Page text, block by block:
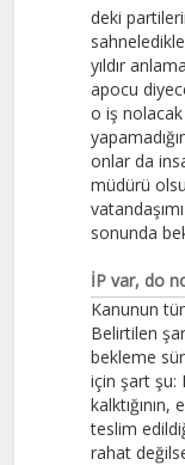
deki
yıldır
apocu
o iş nolacak
onlar da
müdürü
sonunda
İP var, do
Kanunun
Belirtilen
bekleme
için şart şu:
teslim
rahat